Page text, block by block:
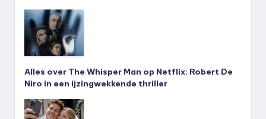
Alles over The Whisper Man op Netflix: Robert De
Niro in een ijzingwekkende thriller